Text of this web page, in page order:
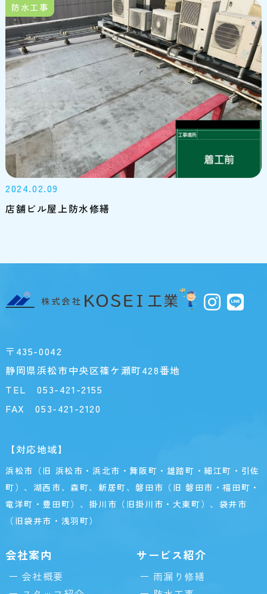
2024.02.09
店舗ビル屋上防水修繕
防水工事
〒435-0042
静岡県浜松市中央区篠ケ瀬町428番地
TEL053-421-2155
FAX 053-421-2120
【対応地域】
浜松市（旧 浜松市・浜北市・舞阪町・雄踏町・細江町・引佐
町）、湖西市、森町、新居町、磐田市（旧 磐田市・福田町・
竜洋町・豊田町）、掛川市（旧掛川市・大東町）、袋井市
（旧袋井市・浅羽町）
会社案内
会社概要
サービス紹介
雨漏り修繕